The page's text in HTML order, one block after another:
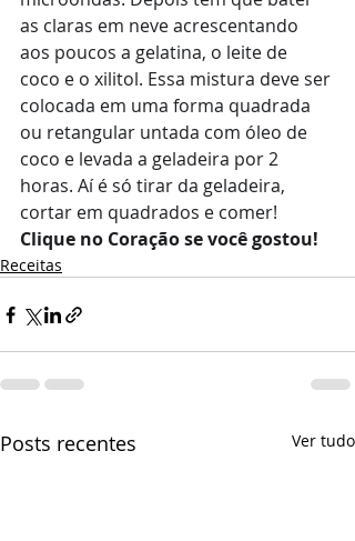
as claras em neve acrescentando
aos poucos a gelatina, o leite de
coco e o xilitol. Essa mistura deve ser
colocada em uma forma quadrada
ou retangular untada com óleo de
coco e levada a geladeira por 2
horas. Aí é só tirar da geladeira,
cortar em quadrados e comer!
Clique no Coração se você gostou!
Receitas
Posts recentes Ver tudo